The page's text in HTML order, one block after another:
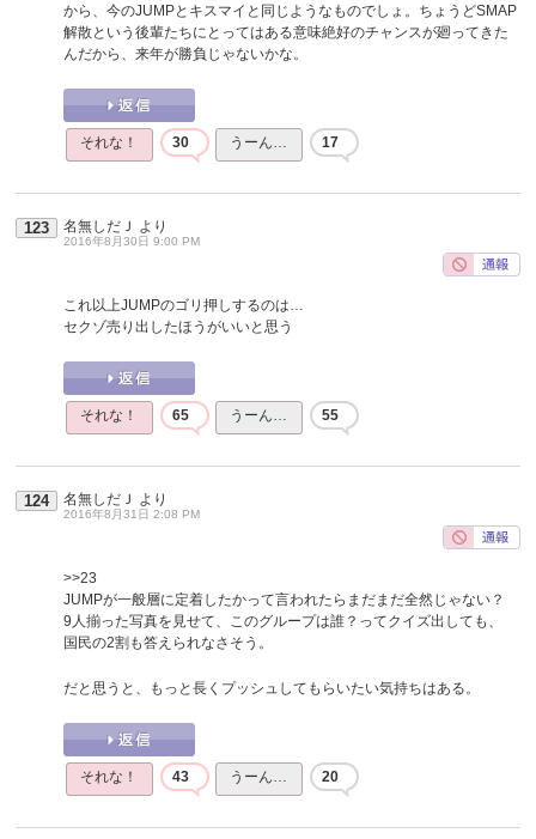
から、今のJUMPとキスマイと同じようなものでしょ。ちょうどSMAP
解散という後輩たちにとってはある意味絶好のチャンスが廻ってきた
んだから、来年が勝負じゃないかな。
それな！ 30 うーん… 17
123 名無しだＪ より
2016年8月30日 9:00 PM
これ以上JUMPのゴリ押しするのは…
セクゾ売り出したほうがいいと思う
それな！ 65 うーん… 55
124 名無しだＪ より
2016年8月31日 2:08 PM
>>23
JUMPが一般層に定着したかって言われたらまだまだ全然じゃない？
9人揃った写真を見せて、このグループは誰？ってクイズ出しても、
国民の2割も答えられなさそう。
だと思うと、もっと長くプッシュしてもらいたい気持ちはある。
それな！ 43 うーん… 20